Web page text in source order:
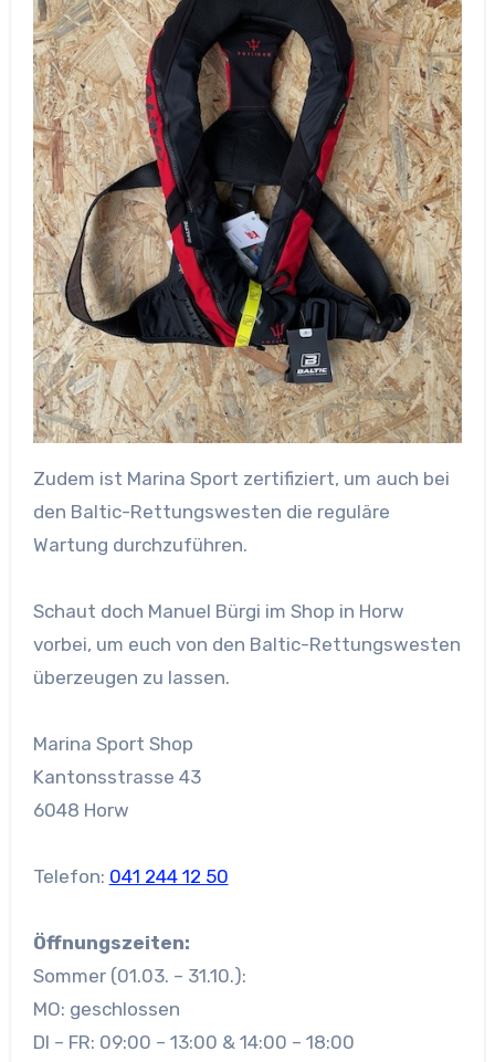
Zudem ist Marina Sport zertifiziert, um auch bei
den Baltic-Rettungswesten die reguläre
Wartung durchzuführen.
Schaut doch Manuel Bürgi im Shop in Horw
vorbei, um euch von den Baltic-Rettungswesten
überzeugen zu lassen.
Marina Sport Shop
Kantonsstrasse 43
6048 Horw
Telefon: 041 244 12 50
Öffnungszeiten:
Sommer (01.03. – 31.10.):
MO: geschlossen
DI – FR: 09:00 – 13:00 & 14:00 – 18:00